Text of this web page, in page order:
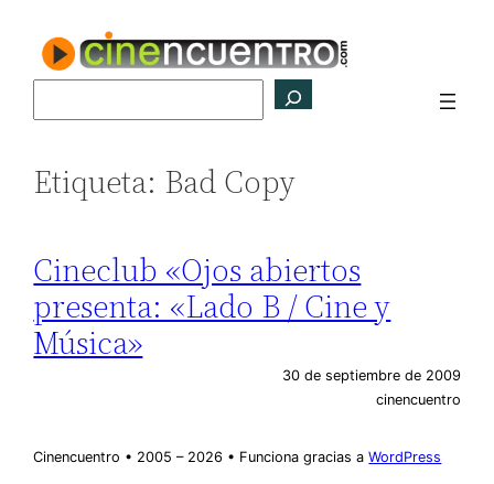
contenido
Etiqueta: Bad Copy
Cineclub «Ojos abiertos
presenta: «Lado B / Cine y
Música»
30 de septiembre de 2009
cinencuentro
Cinencuentro • 2005 – 2026 • Funciona gracias aWordPress